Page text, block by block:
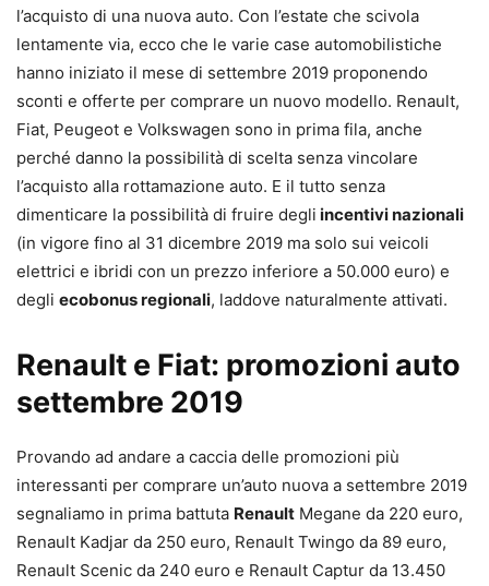
l’acquisto di una nuova auto. Con l’estate che scivola
lentamente via, ecco che le varie case automobilistiche
hanno iniziato il mese di settembre 2019 proponendo
sconti e offerte per comprare un nuovo modello. Renault,
Fiat, Peugeot e Volkswagen sono in prima fila, anche
perché danno la possibilità di scelta senza vincolare
l’acquisto alla rottamazione auto. E il tutto senza
dimenticare la possibilità di fruire degli incentivi nazionali
(in vigore fino al 31 dicembre 2019 ma solo sui veicoli
elettrici e ibridi con un prezzo inferiore a 50.000 euro) e
degli ecobonus regionali, laddove naturalmente attivati.
Renault e Fiat: promozioni auto
settembre 2019
Provando ad andare a caccia delle promozioni più
interessanti per comprare un’auto nuova a settembre 2019
segnaliamo in prima battuta Renault Megane da 220 euro,
Renault Kadjar da 250 euro, Renault Twingo da 89 euro,
Renault Scenic da 240 euro e Renault Captur da 13.450